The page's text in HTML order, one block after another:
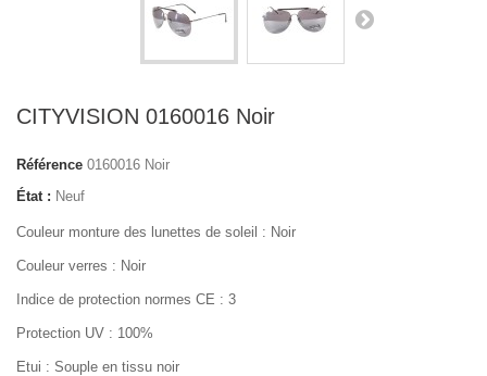
CITYVISION 0160016 Noir
Référence 0160016 Noir
État : Neuf
Couleur monture des lunettes de soleil : Noir
Couleur verres : Noir
Indice de protection normes CE : 3
Protection UV : 100%
Etui : Souple en tissu noir